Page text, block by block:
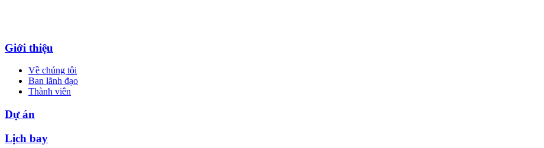
Giới thiệu
Về chúng tôi
Ban lãnh đạo
Thành viên
Dự án
Lịch bay